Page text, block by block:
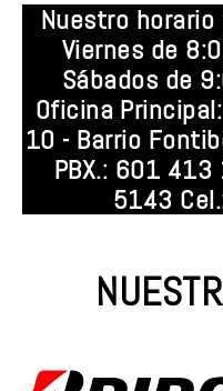
Nuestro
Viernes de
Sábados de
Oficina
10 - Barrio
PBX.: 601
5143